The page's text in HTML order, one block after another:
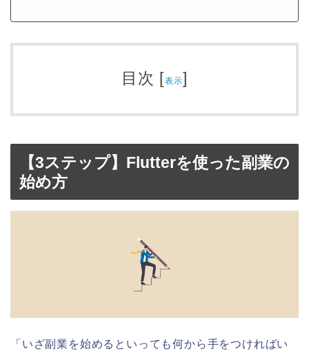
目次 [表示]
【3ステップ】Flutterを使った副業の
始め方
「いざ副業を始めるといっても何から手をつければい